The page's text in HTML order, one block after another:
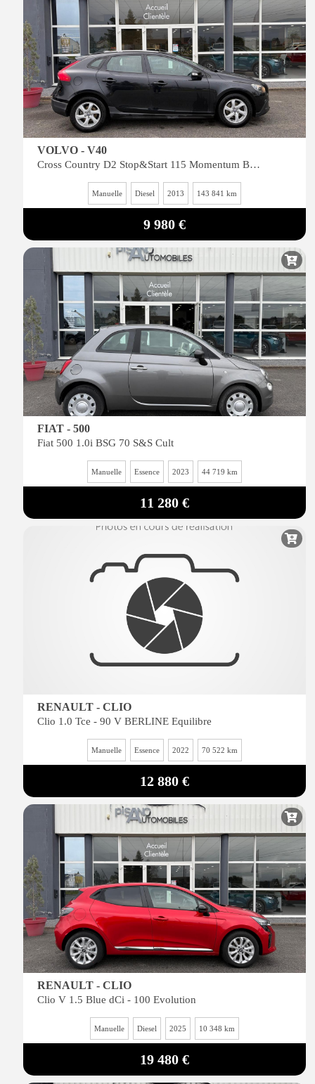
VOLVO - V40
Cross Country D2 Stop&Start 115 Momentum Business
Manuelle Diesel 2013 143 841 km
9 980 €
FIAT - 500
Fiat 500 1.0i BSG 70 S&S Cult
Manuelle Essence 2023 44 719 km
11 280 €
RENAULT - CLIO
Clio 1.0 Tce - 90 V BERLINE Equilibre
Manuelle Essence 2022 70 522 km
12 880 €
RENAULT - CLIO
Clio V 1.5 Blue dCi - 100 Evolution
Manuelle Diesel 2025 10 348 km
19 480 €